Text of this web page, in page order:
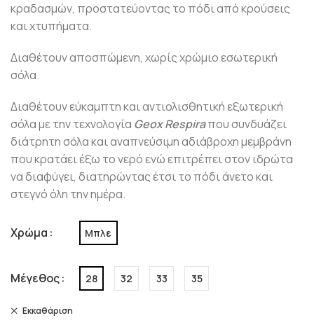
κραδασμών, προστατεύοντας το πόδι από κρούσεις
και χτυπήματα.
Διαθέτουν αποσπώμενη, χωρίς χρώμιο εσωτερική
σόλα.
Διαθέτουν εύκαμπτη και αντιολισθητική εξωτερική
σόλα με την τεχνολογία Geox Respiraπου συνδυάζει
διάτρητη σόλα και αναπνεύσιμη αδιάβροχη μεμβράνη
που κρατάει έξω το νερό ενώ επιτρέπει στον ιδρώτα
να διαφύγει, διατηρώντας έτσι το πόδι άνετο και
στεγνό όλη την ημέρα.
Χρώμα Μπλε
Μέγεθος 28 32 33 35
Εκκαθάριση